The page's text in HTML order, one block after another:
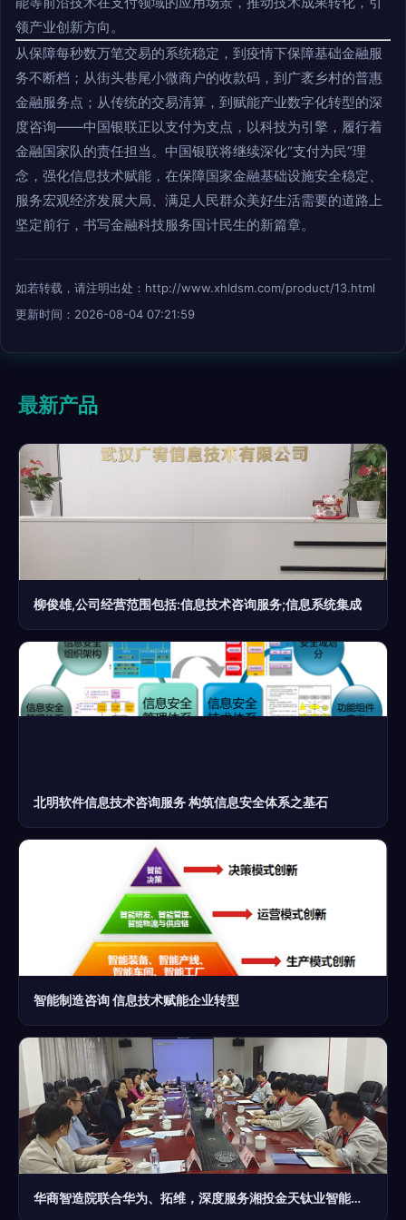
领产业创新方向。
从保障每秒数万笔交易的系统稳定，到疫情下保障基础金融服
务不断档；从街头巷尾小微商户的收款码，到广袤乡村的普惠
金融服务点；从传统的交易清算，到赋能产业数字化转型的深
度咨询——中国银联正以支付为支点，以科技为引擎，履行着
金融国家队的责任担当。中国银联将继续深化“支付为民”理
念，强化信息技术赋能，在保障国家金融基础设施安全稳定、
服务宏观经济发展大局、满足人民群众美好生活需要的道路上
坚定前行，书写金融科技服务国计民生的新篇章。
如若转载，请注明出处：http://www.xhldsm.com/product/13.html
更新时间：2026-08-04 07:21:59
最新产品
柳俊雄,公司经营范围包括:信息技术咨询服务;信息系统集成
北明软件信息技术咨询服务 构筑信息安全体系之基石
智能制造咨询 信息技术赋能企业转型
华商智造院联合华为、拓维，深度服务湘投金天钛业智能工厂建设规划研讨会顺利召开